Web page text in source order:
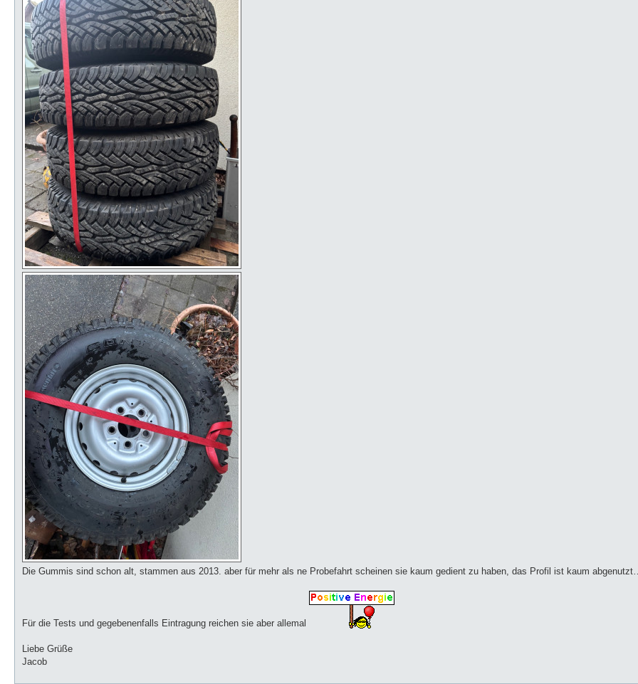
Die Gummis sind schon alt, stammen aus 2013. aber für mehr als ne Probefahrt scheinen sie kaum gedient zu haben, das Profil ist kaum
Für die Tests und gegebenenfalls Eintragung reichen sie aber allemal
Liebe Grüße
Jacob